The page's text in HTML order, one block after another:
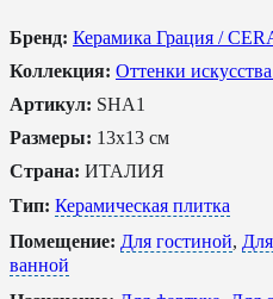
Бренд: Керамика Грация /
Коллекция: Оттенки
Артикул: SHA1
Размеры: 13x13 см
Страна: ИТАЛИЯ
Тип: Керамическая плитка
Помещение: Для гостиной,
ванной